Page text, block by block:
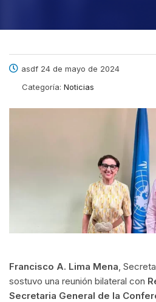
asdf 24 de mayo de 2024
Categoría: Noticias
Francisco A. Lima Mena ,
sostuvo una reunión bilateral con
Secretaria General de la